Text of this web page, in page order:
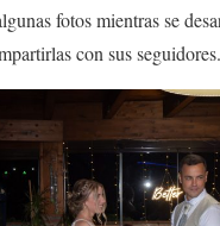
fotos mientras se
con sus seguidores.